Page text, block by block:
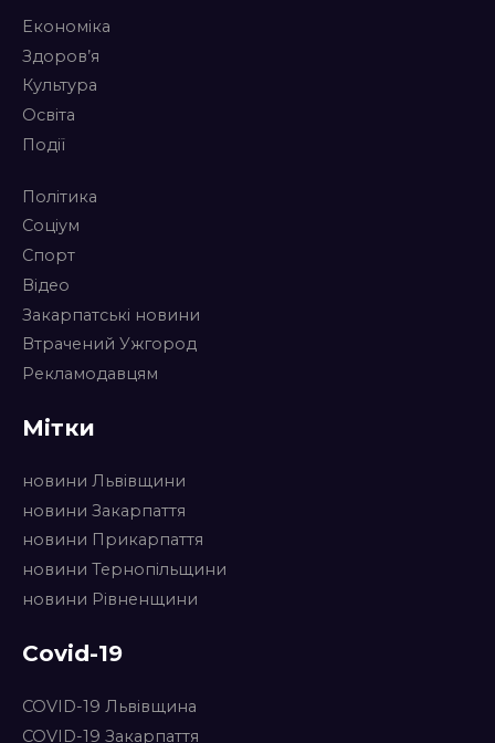
Економіка
Здоров’я
Культура
Освіта
Події
Політика
Соціум
Спорт
Відео
Закарпатські новини
Втрачений Ужгород
Рекламодавцям
Мітки
новини Львівщини
новини Закарпаття
новини Прикарпаття
новини Тернопільщини
новини Рівненщини
Covid-19
COVID-19 Львівщина
COVID-19 Закарпаття